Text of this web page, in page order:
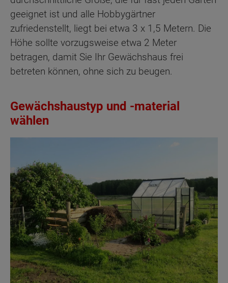
geeignet ist und alle Hobbygärtner
zufriedenstellt, liegt bei etwa 3 x 1,5 Metern. Die
Höhe sollte vorzugsweise etwa 2 Meter
betragen, damit Sie Ihr Gewächshaus frei
betreten können, ohne sich zu beugen.
Gewächshaustyp und -material
wählen